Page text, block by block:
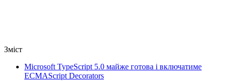
Зміст
Microsoft TypeScript 5.0 майже готова і включатиме
ECMAScript Decorators